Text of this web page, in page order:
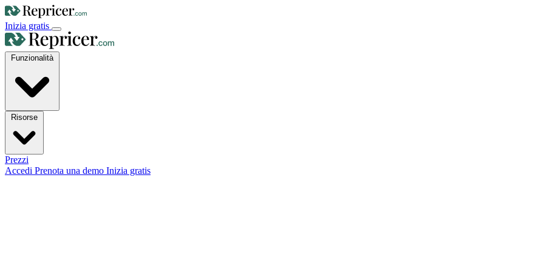
Inizia gratis
Funzionalità
Prezzi
Accedi Prenota una demo Inizia gratis